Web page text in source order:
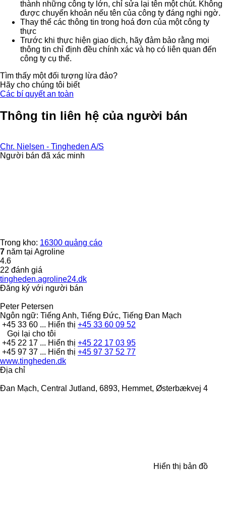
thành những công ty lớn, chỉ sửa lại tên một chút. Không
được chuyển khoản nếu tên của công ty đáng nghi ngờ.
Thay thế các thông tin trong hoá đơn của một công ty
thực
Trước khi thực hiện giao dịch, hãy đảm bảo rằng mọi
thông tin chỉ định đều chính xác và họ có liên quan đến
công ty cụ thể.
Tìm thấy một đối tượng lừa đảo?
Hãy cho chúng tôi biết
Các bí quyết an toàn
Thông tin liên hệ của người bán
Chr. Nielsen - Tingheden A/S
Người bán đã xác minh
Trong kho: 16300 quảng cáo
7 năm tại Agroline
4.6
22 đánh giá
tingheden.agroline24.dk
Đăng ký với người bán
Peter Petersen
Ngôn ngữ: Tiếng Anh, Tiếng Đức, Tiếng Đan Mạch
+45 33 60 ... Hiển thị +45 33 60 09 52
Gọi lại cho tôi
+45 22 17 ... Hiển thị +45 22 17 03 95
+45 97 37 ... Hiển thị +45 97 37 52 77
www.tingheden.dk
Địa chỉ
Đan Mạch, Central Jutland, 6893, Hemmet, Østerbækvej 4
Hiển thị bản đồ